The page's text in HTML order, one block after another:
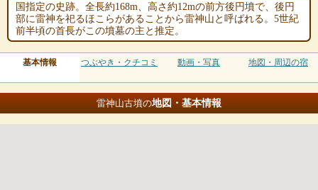
国指定の史跡。全長約168m、高さ約12mの前方後円墳で、後円
部に雷神を祀るほこらがあることから雷神山と呼ばれる。5世紀
前半頃の首長がこの墳墓の主と推定。
基本情報 つぶやき・クチコミ 動画・写真 地図・周辺の宿
雷神山古墳の地図・基本情報